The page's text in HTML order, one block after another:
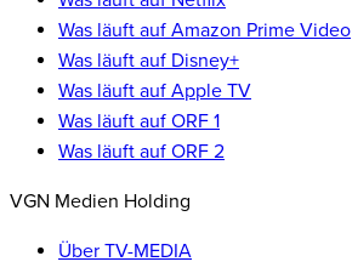
Was läuft auf Amazon Prime Video
Was läuft auf Disney+
Was läuft auf Apple TV
Was läuft auf ORF 1
Was läuft auf ORF 2
VGN Medien Holding
Über TV-MEDIA